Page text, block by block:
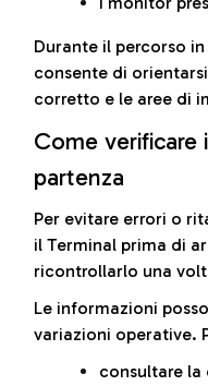
Durante il percorso
consente di
corretto e le aree di
Come verificare
partenza
Per evitare errori o
il Terminal prima di
ricontrollarlo una
Le informazioni
variazioni operative.
consultare la